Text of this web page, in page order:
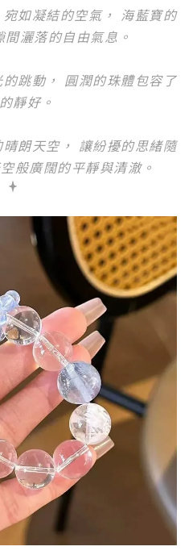
如凝結的空氣， 海藍寶的
灑落的自由氣息。
跳動， 圓潤的珠體包容了
靜好。
朗天空， 讓紛擾的思緒隨
般廣闊的平靜與清澈。